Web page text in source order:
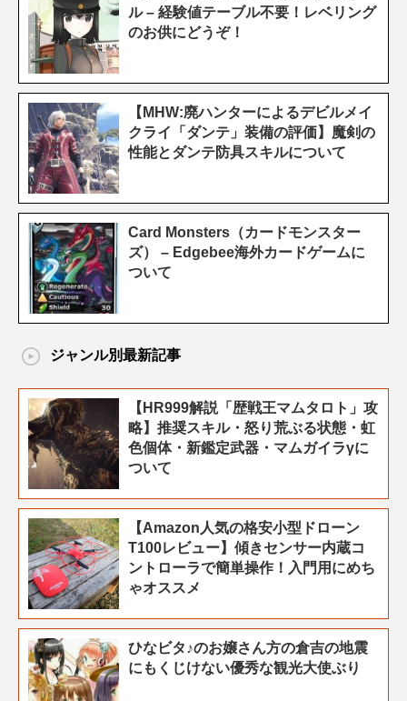
ル – 経験値テーブル不要！レベリング
のお供にどうぞ！
【MHW:廃ハンターによるデビルメイ
クライ「ダンテ」装備の評価】魔剣の
性能とダンテ防具スキルについて
Card Monsters（カードモンスター
ズ） – Edgebee海外カードゲームに
ついて
ジャンル別最新記事
【HR999解説「歴戦王マムタロト」攻
略】推奨スキル・怒り荒ぶる状態・虹
色個体・新鑑定武器・マムガイラγに
ついて
【Amazon人気の格安小型ドローン
T100レビュー】傾きセンサー内蔵コ
ントローラで簡単操作！入門用にめち
ゃオススメ
ひなビタ♪のお嬢さん方の倉吉の地震
にもくじけない優秀な観光大使ぶり